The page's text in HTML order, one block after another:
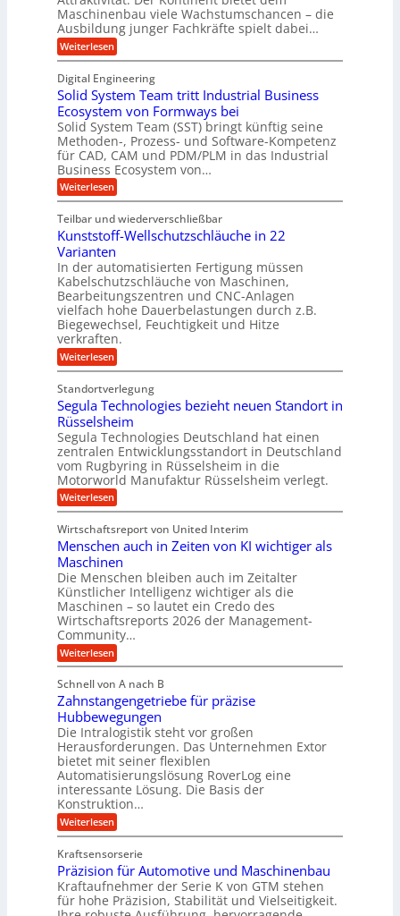
e
i
t
e
r
e
n
t
w
i
c
k
e
l
t
-
K
u
g
e
l
l
a
g
e
r
U
m
s
t
z
k
n
a
p
p
ü
b
e
r
V
o
r
j
a
h
r
t
E
r
h
o
u
n
g
a
m
A
r
b
e
i
t
s
m
a
r
k
t
Maschinenbau viele Wachstumschancen – die
Ausbildung junger Fachkräfte spielt dabei…
Weiterlesen:
A
r
i
k
a
a
s
W
a
c
s
t
m
s
c
h
a
n
c
e
f
ü
d
e
n
M
a
c
h
i
n
n
b
a
u
Digital Engineering
Solid System Team tritt Industrial Business
Ecosystem von Formways bei
Solid System Team (SST) bringt künftig seine
Methoden-, Prozess- und Software-Kompetenz
für CAD, CAM und PDM/PLM in das Industrial
Business Ecosystem von…
Weiterlesen:
S
l
i
d
S
y
s
t
e
m
T
e
a
m
t
i
t
t
n
d
u
s
t
i
a
l
B
u
s
i
n
e
s
s
c
o
s
y
s
t
e
m
v
o
n
F
o
r
m
w
a
y
s
Teilbar und wiederverschließbar
Kunststoff-Wellschutzschläuche in 22
Varianten
In der automatisierten Fertigung müssen
Kabelschutzschläuche von Maschinen,
Bearbeitungszentren und CNC-Anlagen
vielfach hohe Dauerbelastungen durch z.B.
Biegewechsel, Feuchtigkeit und Hitze
verkraften.
Weiterlesen:
K
n
s
t
s
t
o
f
f
-
W
l
l
c
h
u
t
z
s
c
h
l
ä
c
h
e
i
n
2
2
V
a
r
i
n
e
n
Standortverlegung
Segula Technologies bezieht neuen Standort in
Rüsselsheim
Segula Technologies Deutschland hat einen
zentralen Entwicklungsstandort in Deutschland
vom Rugbyring in Rüsselsheim in die
Motorworld Manufaktur Rüsselsheim verlegt.
Weiterlesen:
S
g
u
l
a
T
e
c
h
n
o
l
o
g
i
e
s
b
e
z
i
e
h
t
n
e
e
n
S
t
a
Wirtschaftsreport von United Interim
Menschen auch in Zeiten von KI wichtiger als
Maschinen
Die Menschen bleiben auch im Zeitalter
Künstlicher Intelligenz wichtiger als die
Maschinen – so lautet ein Credo des
Wirtschaftsreports 2026 der Management-
Community…
Weiterlesen:
M
n
s
c
h
e
n
a
u
c
h
i
n
Z
e
e
n
Schnell von A nach B
Zahnstangengetriebe für präzise
Hubbewegungen
Die Intralogistik steht vor großen
Herausforderungen. Das Unternehmen Extor
bietet mit seiner flexiblen
Automatisierungslösung RoverLog eine
interessante Lösung. Die Basis der
Konstruktion…
Weiterlesen:
Z
h
n
s
t
a
Kraftsensorserie
Präzision für Automotive und Maschinenbau
Kraftaufnehmer der Serie K von GTM stehen
für hohe Präzision, Stabilität und Vielseitigkeit.